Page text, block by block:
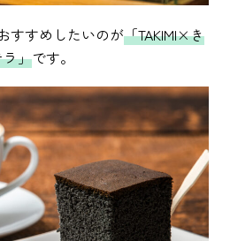
すすめしたいのが「TAKIMI×き
」です。